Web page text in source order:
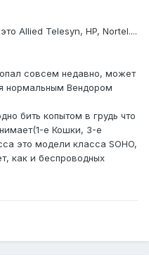
Allied Telesyn, HP, Nortel....
совсем недавно, может
нормальным Вендором
бить копытом в грудь что
е Кошки, 3-е
это модели класса SOHO,
как и беспроводных